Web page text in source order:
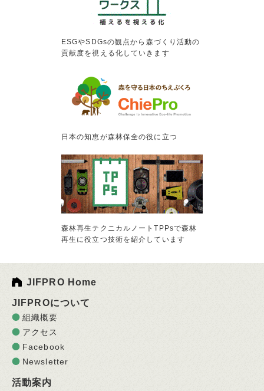
ESGやSDGsの観点から森づくり活動の
貢献度を視える化していきます
日本の知恵が森林保全の役に立つ
森林再生テクニカルノートTPPsで森林
再生に役立つ技術を紹介しています
JIFPRO Home
JIFPROについて
組織概要
アクセス
Facebook
Newsletter
活動案内